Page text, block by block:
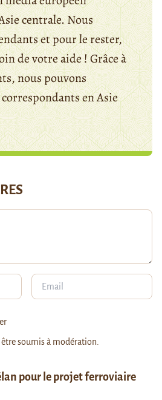
centrale. Nous
et pour le rester,
de votre aide ! Grâce à
nous pouvons
en Asie
pour le projet ferroviaire
soumis à modération.